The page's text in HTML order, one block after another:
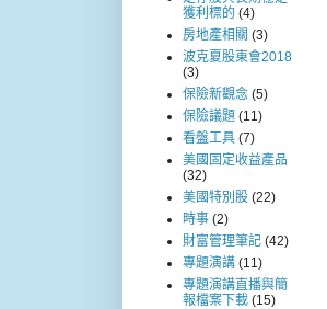
獲利標的 (4)
房地產相關 (3)
波克夏股東會2018
(3)
保險新觀念 (5)
保險議題 (11)
看盤工具 (7)
美國固定收益產品
(32)
美國特別股 (22)
時事 (2)
財富管理筆記 (42)
專題演講 (11)
專題演講直播與簡
報檔案下載 (15)